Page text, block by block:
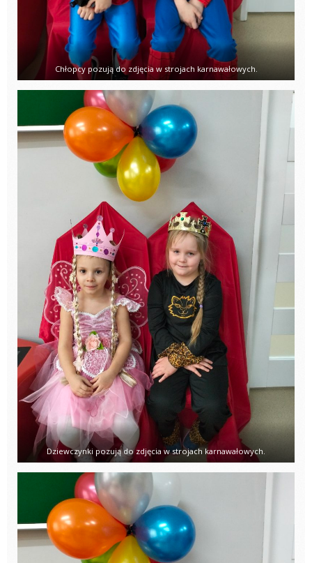
Chłopcy pozują do zdjęcia w strojach karnawałowych.
Dziewczynki pozują do zdjęcia w strojach karnawałowych.